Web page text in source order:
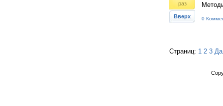
раз
Вверх 0
Страниц: 1 2 3